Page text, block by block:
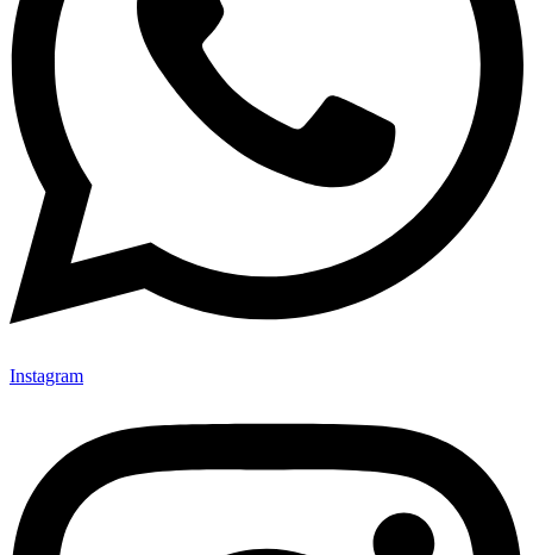
Instagram